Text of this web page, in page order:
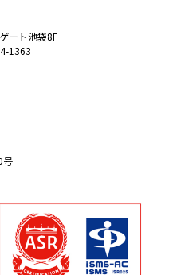
ート池袋8F
1363
号